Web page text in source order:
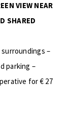
VIEW NEAR
SHARED
–
parking –
for € 27